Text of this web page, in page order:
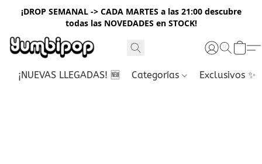
¡DROP SEMANAL -> CADA MARTES a las 21:00 descubre
todas las NOVEDADES en STOCK!
¡NUEVAS LLEGADAS! 🆕 Categorías Exclusivos ✨